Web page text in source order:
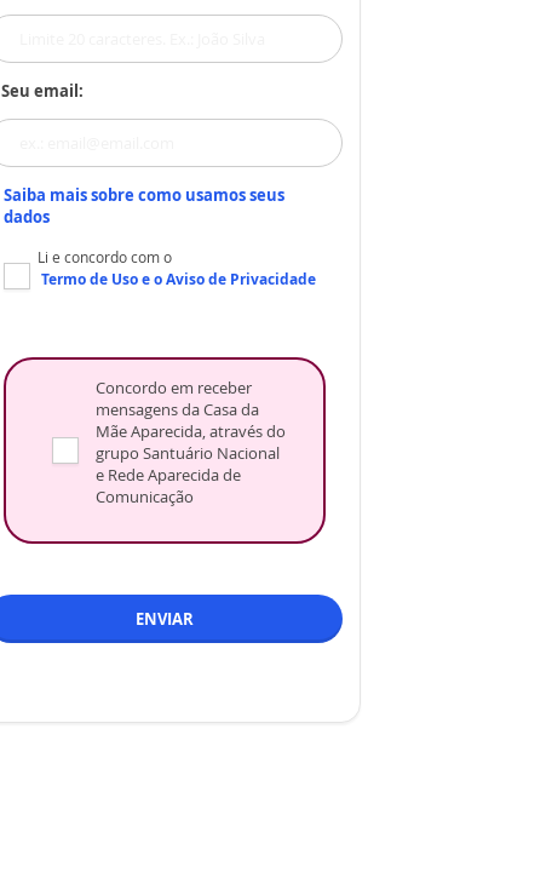
Seu email:
Saiba mais sobre como usamos seus
dados
Li e concordo com o
Termo de Usoe oAviso de Privacidade
Concordo em receber
mensagens da Casa da
Mãe Aparecida, através do
grupo Santuário Nacional
e Rede Aparecida de
Comunicação
ENVIAR